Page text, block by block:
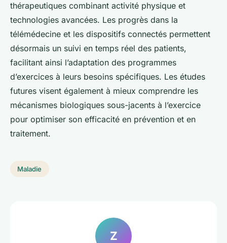
thérapeutiques combinant activité physique et
technologies avancées. Les progrès dans la
télémédecine et les dispositifs connectés permettent
désormais un suivi en temps réel des patients,
facilitant ainsi l’adaptation des programmes
d’exercices à leurs besoins spécifiques. Les études
futures visent également à mieux comprendre les
mécanismes biologiques sous-jacents à l’exercice
pour optimiser son efficacité en prévention et en
traitement.
Maladie
Z